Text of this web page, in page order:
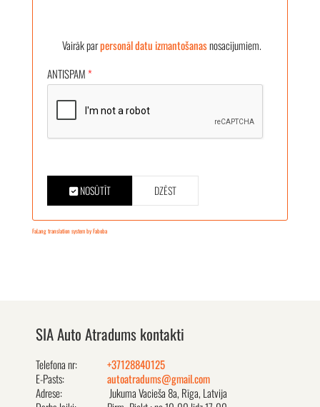
Vairāk parpersonāl datu izmantošanasnosacījumiem.
ANTISPAM*
NOSŪTĪT DZĒST
FaLang translation system by Faboba
SIA Auto Atradums kontakti
Telefona nr:
+37128840125
E-Pasts:
autoatradums@gmail.com
Adrese:
Jukuma Vacieša 8a, Rīga, Latvija